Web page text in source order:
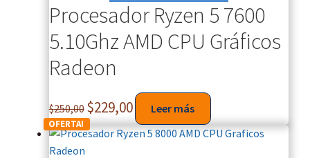
Procesador Ryzen 5 7600
5.10Ghz AMD CPU Gráficos
Radeon
$250,00 $229,00 Leer más
OFERTA!